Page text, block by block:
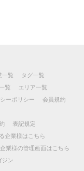
一覧
タグ一覧
覧
エリア一覧
ーポリシー
会員規約
表記規定
企業様はこちら
企業様の管理画面はこちら
ジン